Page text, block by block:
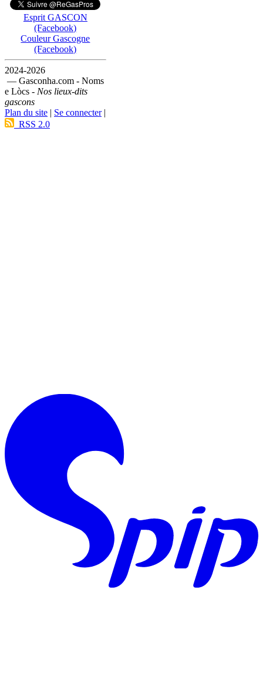
Esprit GASCON
(Facebook)
Couleur Gascogne
(Facebook)
2024-2026
— Gasconha.com - Noms
e Lòcs - Nos lieux-dits
gascons
Plan du site | Se connecter|
RSS 2.0